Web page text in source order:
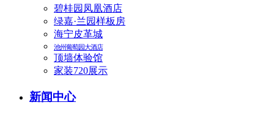
碧桂园凤凰酒店
绿嘉·兰园样板房
海宁皮革城
池州葡萄园大酒店
顶墙体验馆
家装720展示
新闻中心